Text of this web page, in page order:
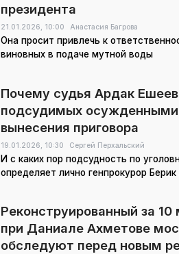
президента
21.01.2026, 10:00 Анастасия Багрова
Она просит привлечь к
виновных в подаче мутной воды
Почему судья Ардак
подсудимых
вынесения приговора
19.01.2026, 10:30 Сергей Перхальский
И с каких пор подсудность по
определяет лично генпрокурор
Реконструированный за
при Даниале Ахметове
обследуют перед новым